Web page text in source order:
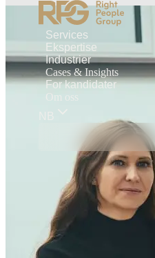
Services
Ekspertise
Industrier
Cases & Insights
For kandidater
Om oss
NB